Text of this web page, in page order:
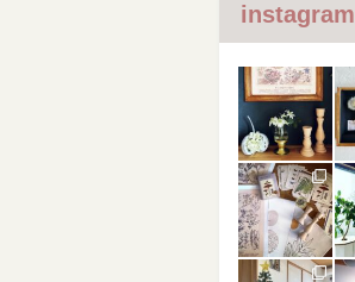
instagram